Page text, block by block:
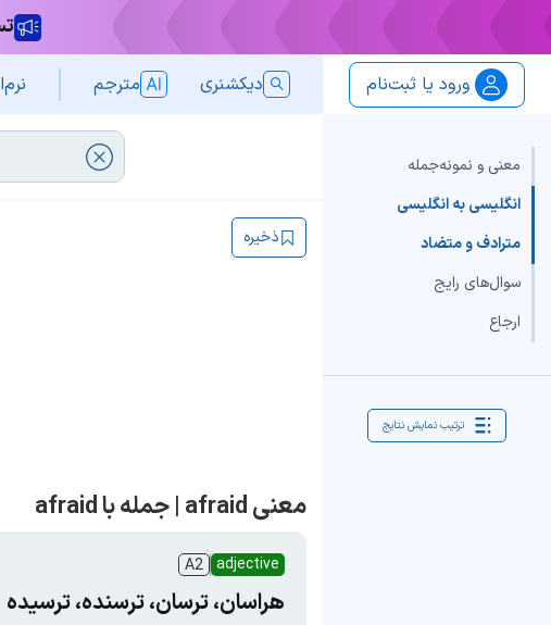
ورود یا ثبت‌نام دیکشنری مترجم
معنی و نمونه‌جمله
انگلیسی به انگلیسی
مترادف و متضاد
سوال‌های رایج
ارجاع
ترتیب نمایش نتایج
ذخیره
معنی afraid | جمله با afraid
adjective
A2
هراسان، ترسان، ترسنده، ترسیده